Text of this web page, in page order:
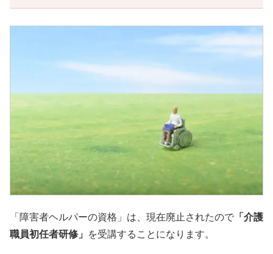
「障害者ヘルパーの資格」は、現在廃止されたので 「介護
職員初任者研修」
を受講することになります。